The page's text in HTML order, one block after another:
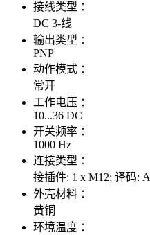
接线类型 ：
DC 3-线
输出类型 ：
PNP
动作模式 ：
常开
工作电压 ：
10...36 DC
开关频率 ：
1000 Hz
连接类型 ：
接插件: 1 x M12; 译码: A
外壳材料 ：
黄铜
环境温度 ：